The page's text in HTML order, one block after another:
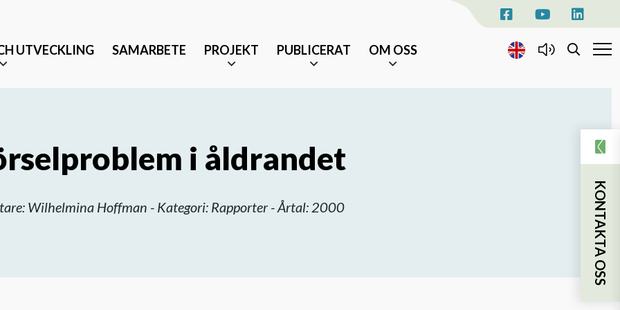
UTVECKLING SAMARBETE PROJEKT
Äldrevänlig stad
PUBLICERAT OM OSS
KONTAKTA OSS
i åldrandet
Wilhelmina Hoffman - Kategori: Rapporter - Årtal: 2000